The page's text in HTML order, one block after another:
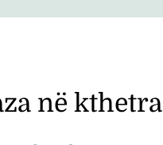
në kthetra